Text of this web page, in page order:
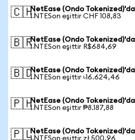
🇨🇭NetEase (Ondo
1 NTESon eşittir CHF 108,83
🇧🇷NetEase (Ondo
1 NTESon eşittir R$684,69
🇧🇩NetEase (Ondo
1 NTESon eşittir ৳16.624,46
🇵🇭NetEase (Ondo
1 NTESon eşittir ₱8.187,88
🇵🇱NetEase (Ondo
1 NTESon eşittir zł 500,96